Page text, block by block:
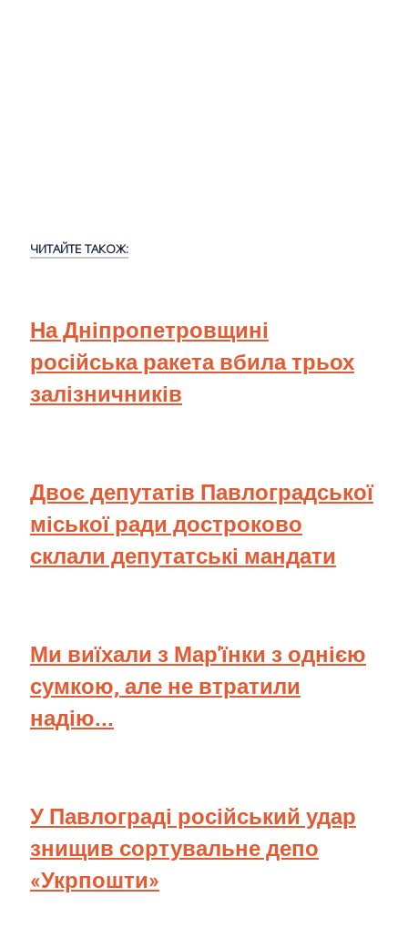
ЧИТАЙТЕ ТАКОЖ:
На Дніпропетровщині
російська ракета вбила трьох
залізничників
Двоє депутатів Павлоградської
міської ради достроково
склали депутатські мандати
Ми виїхали з Мар'їнки з однією
сумкою, але не втратили
надію...
У Павлограді російський удар
знищив сортувальне депо
«Укрпошти»